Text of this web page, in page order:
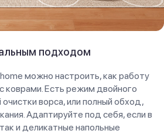
подходом
можно настроить, как работу
коврами. Есть режим двойного
ворса, или полный обход,
Адаптируйте под себя, если в
и деликатные напольные